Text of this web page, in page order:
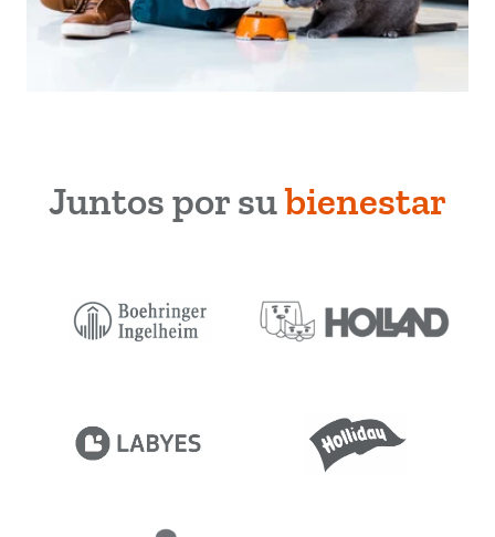
Juntos por subienestar